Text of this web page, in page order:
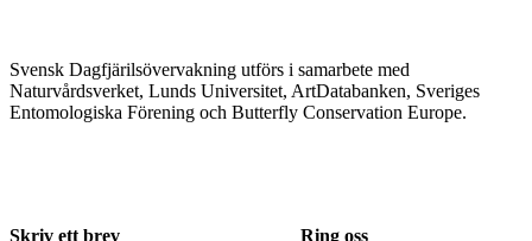
Svensk Dagfjärilsövervakning utförs i samarbete med
Naturvårdsverket, Lunds Universitet, ArtDatabanken, Sveriges
Entomologiska Förening och Butterfly Conservation Europe.
Skriv ett brev Ring oss